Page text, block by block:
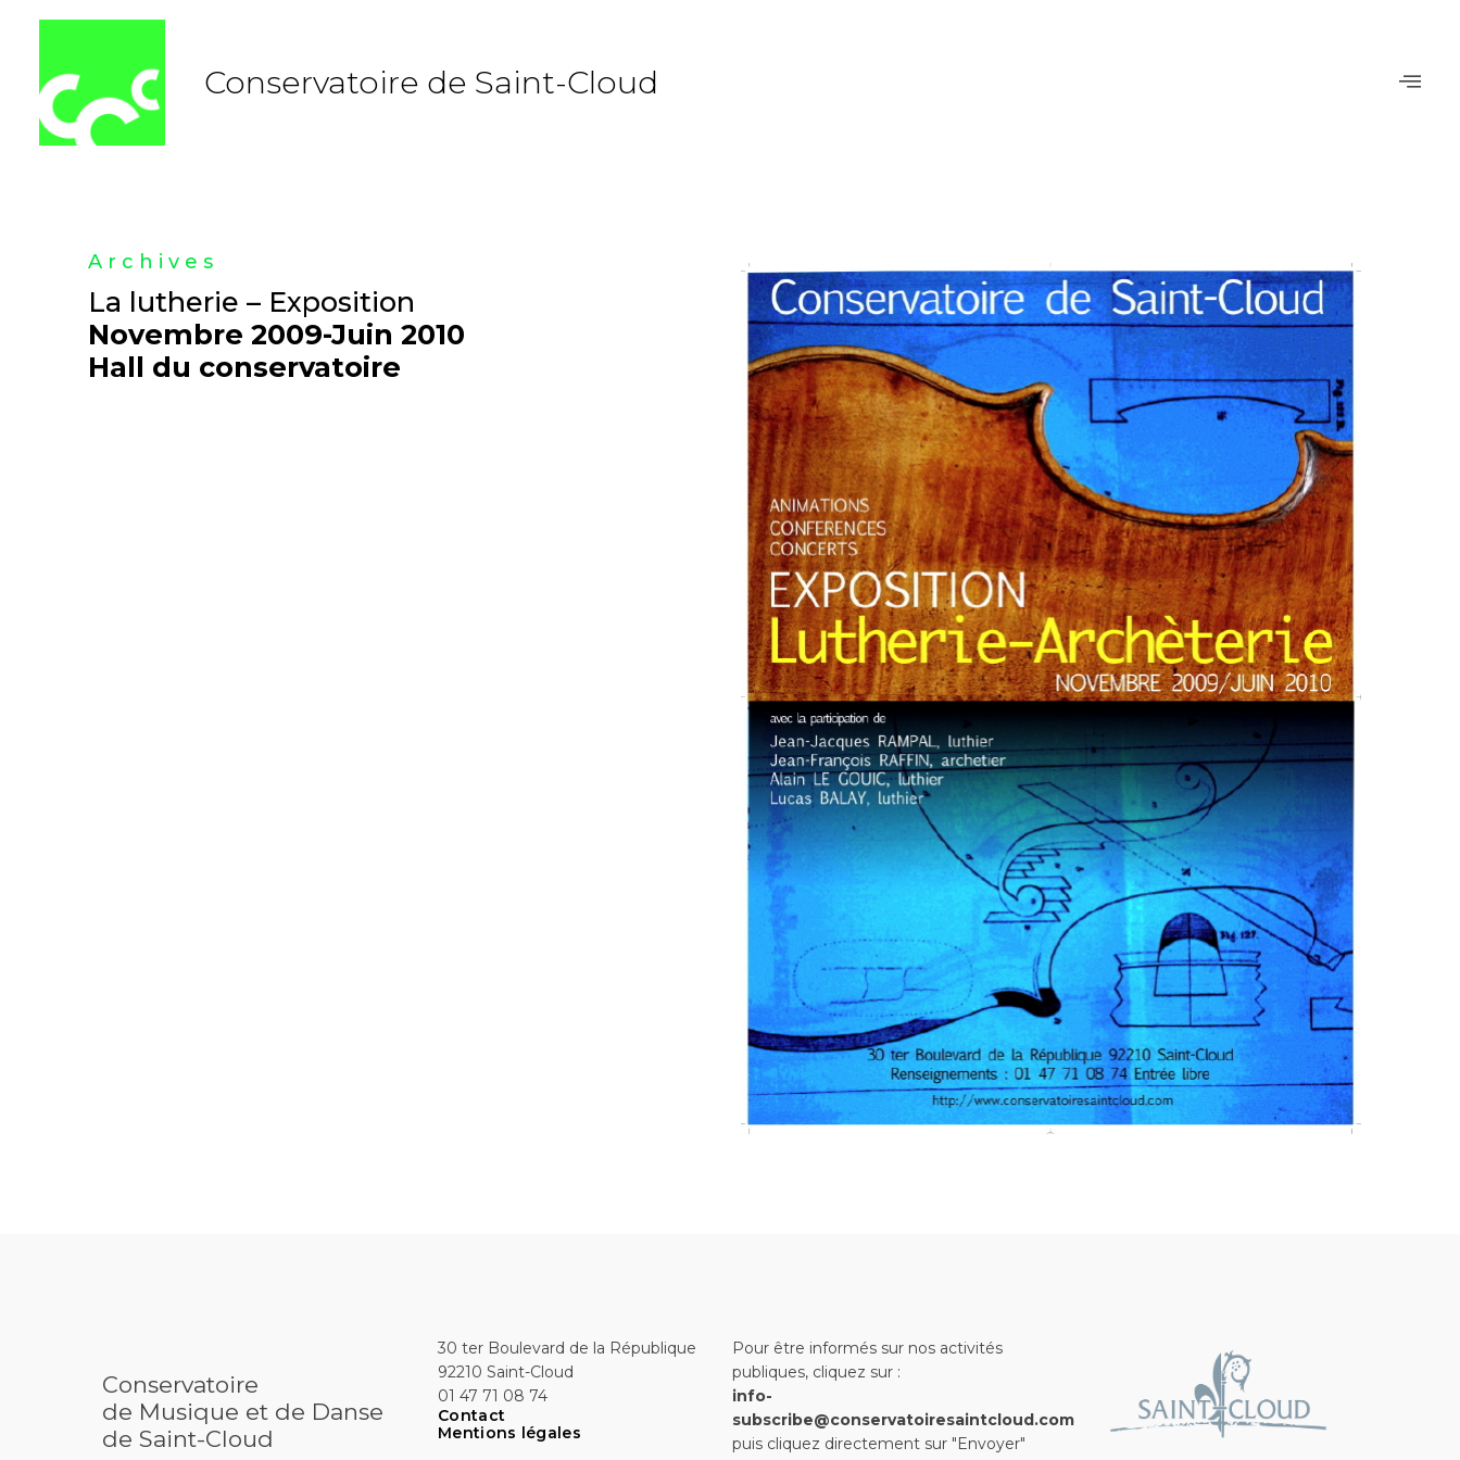
Conservatoire de Saint-Cloud
Archives
La lutherie – Exposition
Novembre 2009-Juin 2010
Hall du conservatoire
Conservatoire
de Musique et de Danse
de Saint-Cloud
30 ter Boulevard de la République
92210 Saint-Cloud
01 47 71 08 74
Contact
Mentions légales
Pour être informés sur nos activités
publiques, cliquez sur :
info-
subscribe@conservatoiresaintcloud.com
puis cliquez directement sur "Envoyer"